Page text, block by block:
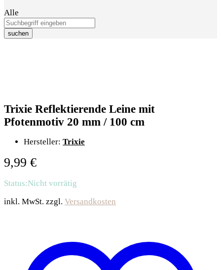
Alle
suchen
Trixie Reflektierende Leine mit
Pfotenmotiv 20 mm / 100 cm
Hersteller: Trixie
9,99 €
Status:Nicht vorrätig
inkl. MwSt. zzgl. Versandkosten